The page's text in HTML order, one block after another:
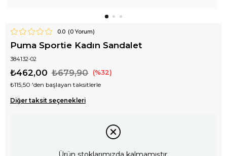
0.0 (0Yorum)
Puma Sportie Kadın Sandalet
384132-02
₺679,90
₺462,00 32
₺115,50 'den başlayan taksitlerle
Diğer taksit seçenekleri